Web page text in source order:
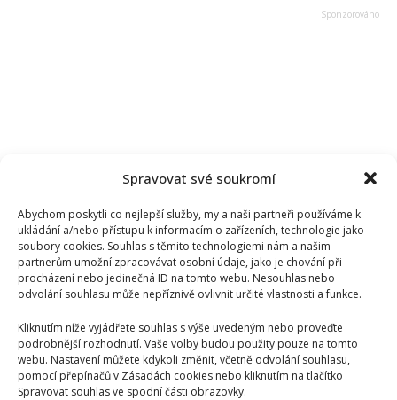
Spravovat své soukromí
Abychom poskytli co nejlepší služby, my a naši partneři používáme k
ukládání a/nebo přístupu k informacím o zařízeních, technologie jako
soubory cookies. Souhlas s těmito technologiemi nám a našim
partnerům umožní zpracovávat osobní údaje, jako je chování při
procházení nebo jedinečná ID na tomto webu. Nesouhlas nebo
odvolání souhlasu může nepříznivě ovlivnit určité vlastnosti a funkce.
Kliknutím níže vyjádřete souhlas s výše uvedeným nebo proveďte
podrobnější rozhodnutí. Vaše volby budou použity pouze na tomto
webu. Nastavení můžete kdykoli změnit, včetně odvolání souhlasu,
pomocí přepínačů v Zásadách cookies nebo kliknutím na tlačítko
Spravovat souhlas ve spodní části obrazovky.